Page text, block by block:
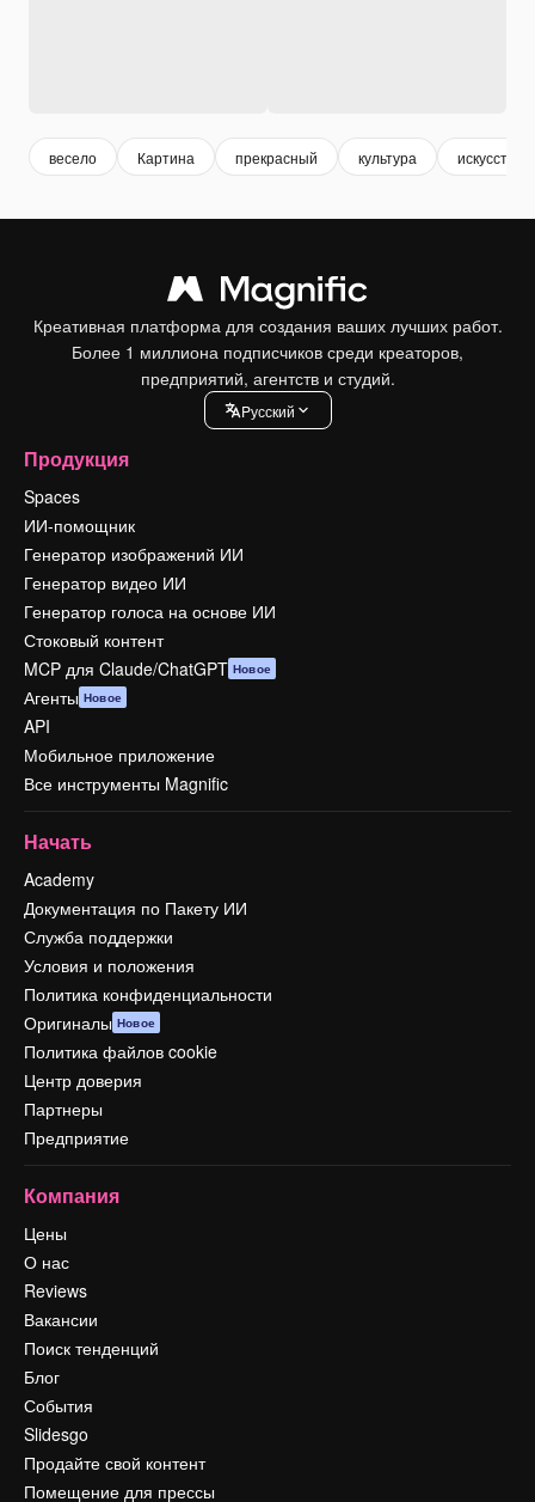
весело Картина прекрасный культура искусство
Креативная платформа для создания ваших лучших работ.
Более 1 миллиона подписчиков среди креаторов,
предприятий, агентств и студий.
Pусский
Продукция
Spaces
ИИ-помощник
Генератор изображений ИИ
Генератор видео ИИ
Генератор голоса на основе ИИ
Стоковый контент
MCP для Claude/ChatGPT Новое
Агенты Новое
API
Мобильное приложение
Все инструменты Magnific
Начать
Academy
Документация по Пакету ИИ
Служба поддержки
Условия и положения
Политика конфиденциальности
Оригиналы Новое
Политика файлов cookie
Центр доверия
Партнеры
Предприятие
Компания
Цены
О нас
Reviews
Вакансии
Поиск тенденций
Блог
События
Slidesgo
Продайте свой контент
Помещение для прессы